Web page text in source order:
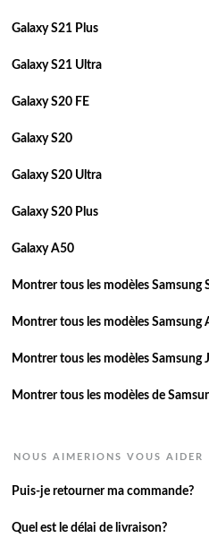
Galaxy S21 Plus
Galaxy S21 Ultra
Galaxy S20 FE
Galaxy S20
Galaxy S20 Ultra
Galaxy S20 Plus
Galaxy A50
Montrer tous les modèles Samsung
Montrer tous les modèles Samsung
Montrer tous les modèles Samsung
Montrer tous les modèles de
NOUS AIMERIONS VOUS AIDER
Puis-je retourner ma commande?
Quel est le délai de livraison?